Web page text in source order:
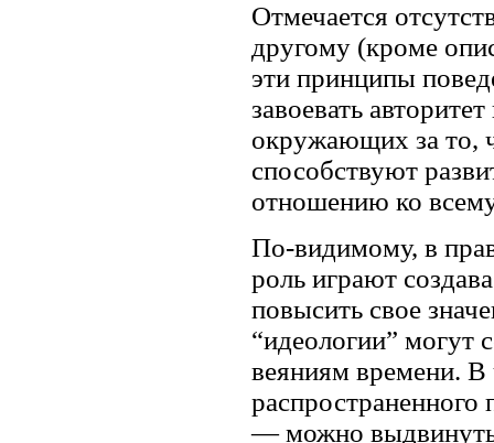
Отмечается
другому (кроме
эти принципы
завоевать
окружающих за то,
способствуют
отношению ко
По-видимому, в
роль играют
повысить свое
“идеологии” могут
веяниям времени. В
— можно выдвинуть